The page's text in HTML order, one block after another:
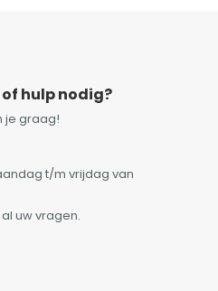
hulp nodig?
je graag!
t/m vrijdag van
uw vragen.